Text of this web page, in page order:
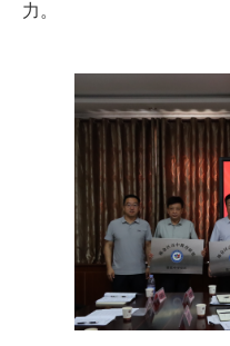
力。